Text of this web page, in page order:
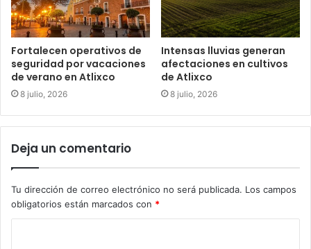
Fortalecen operativos de
seguridad por vacaciones
de verano en Atlixco
8 julio, 2026
Intensas lluvias generan
afectaciones en cultivos
de Atlixco
8 julio, 2026
Deja un comentario
Tu dirección de correo electrónico no será publicada. Los campos
obligatorios están marcados con *